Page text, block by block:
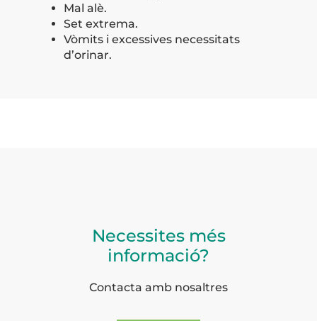
Mal alè.
Set extrema.
Vòmits i excessives necessitats
d’orinar.
Necessites més
informació?
Contacta amb nosaltres